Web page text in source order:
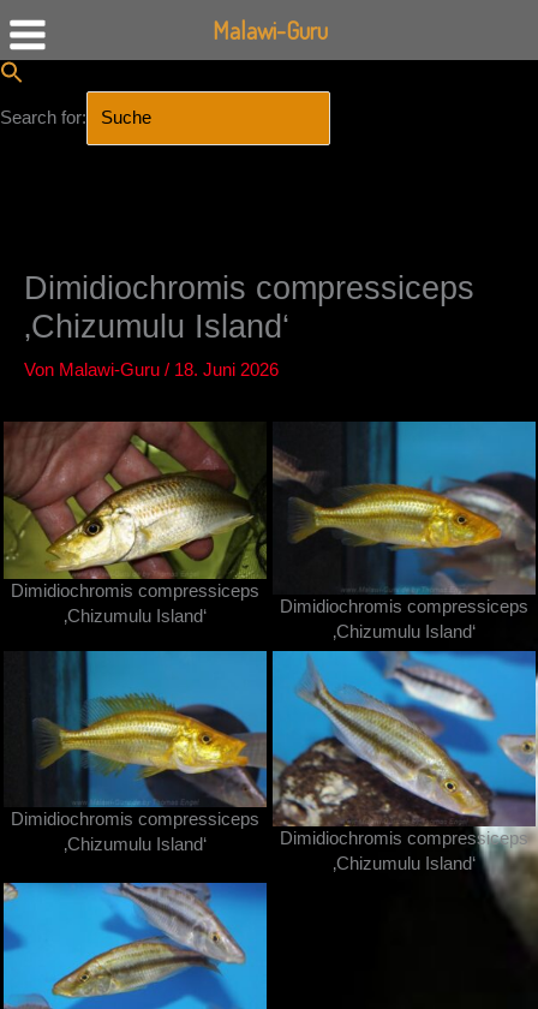
Search for:
Dimidiochromis compressiceps
‚Chizumulu Island‘
Von Malawi-Guru / 18. Juni 2026
Dimidiochromis compressiceps
‚Chizumulu Island‘
Dimidiochromis compressiceps
‚Chizumulu Island‘
Dimidiochromis compressiceps
‚Chizumulu Island‘
Dimidiochromis compressiceps
‚Chizumulu Island‘
Malawi-Guru